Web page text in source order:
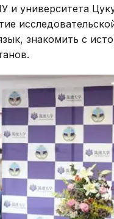
и университета
знакомить с